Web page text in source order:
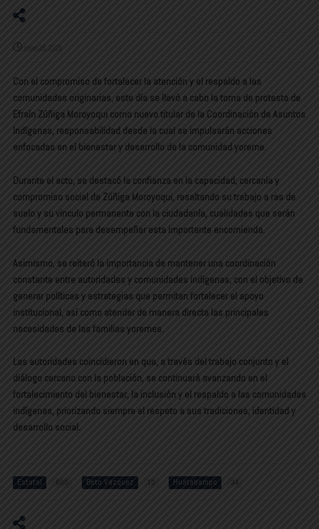
mayo 26, 2026
Con el compromiso de fortalecer la atención y el respaldo a las
comunidades originarias, este día se llevó a cabo la toma de protesta de
Efraín Zúñiga Moroyoqui como nuevo titular de la Coordinación de Asuntos
Indígenas, responsabilidad desde la cual se impulsarán acciones
enfocadas en el bienestar y desarrollo de la comunidad yoreme.
Durante el acto, se destacó la confianza en la capacidad, cercanía y
compromiso social de Zúñiga Moroyoqui, resaltando su trabajo a ras de
suelo y su vínculo permanente con la ciudadanía, cualidades que serán
fundamentales para desempeñar esta importante encomienda.
Asimismo, se reiteró la importancia de mantener una coordinación
constante entre autoridades y comunidades indígenas, con el objetivo de
generar políticas y estrategias que permitan fortalecer el apoyo
institucional, así como atender de manera directa las principales
necesidades de las familias yoremes.
Las autoridades coincidieron en que, a través del trabajo conjunto y el
diálogo cercano con la población, se continuará avanzando en el
fortalecimiento del bienestar, la inclusión y el respaldo a las comunidades
indígenas, priorizando siempre el respeto a sus tradiciones, identidad y
desarrollo social.
Estatal 800 Beto Vázquez 10 Huatabampo 34